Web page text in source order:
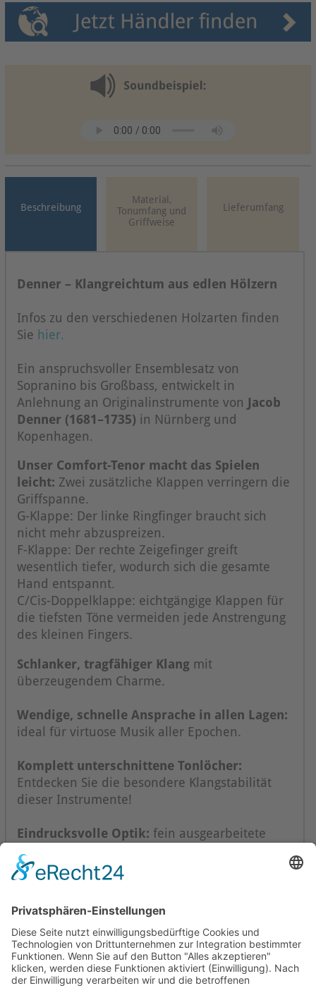
Beschreibung
Material,
Tonumfang und
Griffweise
Lieferumfang
Denner – Klangreichtum aus edlen Hölzern
Infos zu den verschiedenen Holzarten finden
Sie hier.
Ein anspruchsvoller Ensemblesatz von
Sopranino bis Großbass, entwickelt in
Anlehnung an Originalinstrumente von Jacob
Denner (1681–1735) in Nürnberg und
Kopenhagen.
Unser Comfort-Tenor macht das Spielen
leicht: Zwei zusätzliche Klappen verringern die
Griffspanne.
G-Klappe: Der linke Ringfinger braucht sich
nicht mehr abzuspreizen.
F-Klappe: Der rechte Zeigefinger greift
wesentlich tiefer, wodurch sich die gesamte
Hand entspannt.
C/Cis-Doppelklappe: eichtgängige Klappen für
die tiefsten Töne vermeiden jede Anstrengung
des kleinen Fingers.
Schlanker, tragfähiger Klang mit
überzeugendem Charme.
Wendige, schnelle Ansprache in allen Lagen:
ideal für virtuose Musik aller Epochen.
Komplett unterschnittene Tonlöcher:
Entdecken Sie die besondere Klangstabilität
dieser Instrumente!
Eindrucksvolle Optik: fein ausgearbeitete
Zierringe, mit pflanzlichen Ölen behandelte
Oberfläche.
Mollenhauer Adresse
Downloads